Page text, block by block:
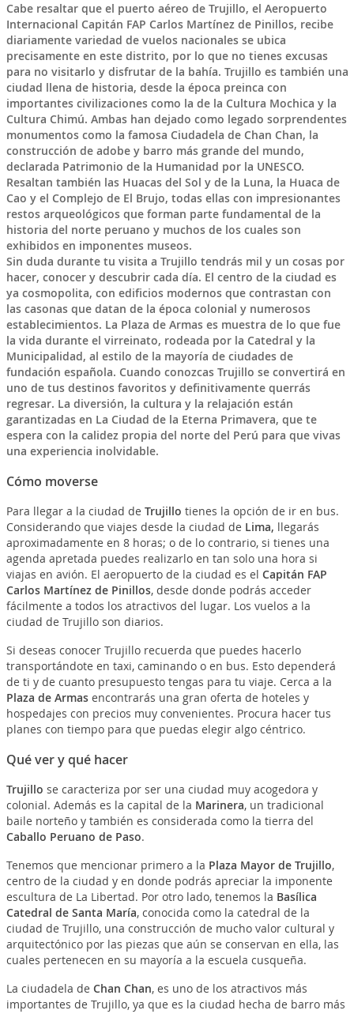
Cabe resaltar que el puerto aéreo de Trujillo, el Aeropuerto
Internacional Capitán FAP Carlos Martínez de Pinillos, recibe
diariamente variedad de vuelos nacionalesse ubica
precisamente en este distrito, por lo que no tienes excusas
para no visitarlo y disfrutar de la bahía. Trujillo es también una
ciudad llena de historia, desde la época preinca con
importantes civilizaciones como la de la Cultura Mochica y la
Cultura Chimú. Ambas han dejado como legado sorprendentes
monumentos como la famosa Ciudadela de Chan Chan, la
construcción de adobe y barro más grande del mundo,
declarada Patrimonio de la Humanidad por la UNESCO.
Resaltan también lasHuacas del Sol y de la Luna, la Huaca de
Cao y el Complejo de El Brujo, todas ellas con impresionantes
restos arqueológicos que forman parte fundamental de la
historia del norte peruano y muchos de los cuales son
exhibidos en imponentes museos.
Sin duda durante tu visita a Trujillo tendrás mil y un cosas por
hacer, conocer y descubrir cada día. El centro de la ciudad es
ya cosmopolita, con edificios modernos que contrastan con
las casonas que datan de la época colonial y numerosos
establecimientos. La Plaza de Armases muestra de lo que fue
la vida durante el virreinato, rodeada por la Catedral y la
Municipalidad, al estilo de la mayoría de ciudades de
fundación española. Cuando conozcas Trujillo se convertirá en
uno de tus destinos favoritos y definitivamente querrás
regresar. La diversión, la cultura y la relajación están
garantizadas en La Ciudad de la Eterna Primavera, que te
espera con la calidez propia del norte del Perú para que vivas
una experiencia inolvidable.
Cómo moverse
Para llegar a la ciudad de Trujillo tienes la opción de ir en bus.
Considerando que viajes desde la ciudad de Lima, llegarás
aproximadamente en 8 horas; o de lo contrario, si tienes una
agenda apretada puedes realizarlo en tan solo una hora si
viajas en avión. El aeropuerto de la ciudad es el Capitán FAP
Carlos Martínez de Pinillos, desde donde podrás acceder
fácilmente a todos los atractivos del lugar. Los vuelos a la
ciudad de Trujillo son diarios.
Si deseas conocer Trujillo recuerda que puedes hacerlo
transportándote en taxi, caminando o en bus. Esto dependerá
de ti y de cuanto presupuesto tengas para tu viaje. Cerca a la
Plaza de Armasencontrarás una gran oferta de hoteles y
hospedajes con precios muy convenientes. Procura hacer tus
planes con tiempo para que puedas elegir algo céntrico.
Qué ver y qué hacer
Trujillo se caracteriza por ser una ciudad muy acogedora y
colonial. Además es la capital de la Marinera, un tradicional
baile norteño y también es considerada como la tierra del
Caballo Peruano de Paso.
Tenemos que mencionar primero a la Plaza Mayor de Trujillo,
centro de la ciudad y en donde podrás apreciar la imponente
escultura de La Libertad. Por otro lado, tenemos la Basílica
Catedral de Santa María, conocida como la catedral de la
ciudad de Trujillo, una construcción de mucho valor cultural y
arquitectónico por las piezas que aún se conservan en ella, las
cuales pertenecen en su mayoría a la escuela cusqueña.
La ciudadela de Chan Chan, es uno de los atractivos más
importantes de Trujillo, ya que es la ciudad hecha de barro más